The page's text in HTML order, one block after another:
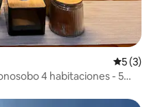
5 (3)
4 habitaciones - 5